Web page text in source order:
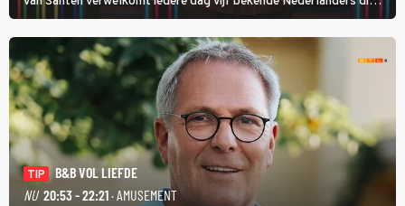
vragen beantwoorden in verschillende categorieën. De beste
speler gaat direct door naar de finaleweek.
TIP
B&B VOL LIEFDE
NU 20:53 - 22:21· AMUSEMENT